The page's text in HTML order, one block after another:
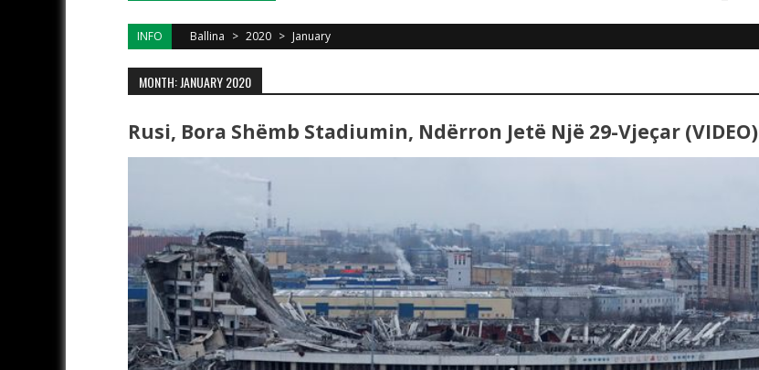
INFO Ballina > 2020 > January
MONTH: JANUARY 2020
Rusi, Bora Shëmb Stadiumin, Ndërron Jetë Një 29-Vjeçar (VIDEO)